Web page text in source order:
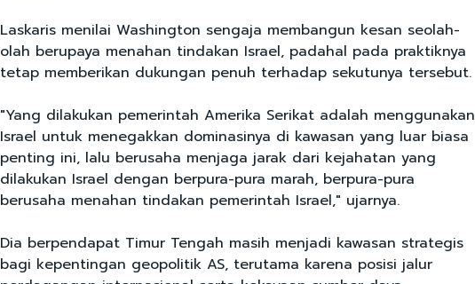
Laskaris menilai Washington sengaja membangun kesan seolah-
olah berupaya menahan tindakan Israel, padahal pada praktiknya
tetap memberikan dukungan penuh terhadap sekutunya tersebut.
"Yang dilakukan pemerintah Amerika Serikat adalah menggunakan
Israel untuk menegakkan dominasinya di kawasan yang luar biasa
penting ini, lalu berusaha menjaga jarak dari kejahatan yang
dilakukan Israel dengan berpura-pura marah, berpura-pura
berusaha menahan tindakan pemerintah Israel," ujarnya.
Dia berpendapat Timur Tengah masih menjadi kawasan strategis
bagi kepentingan geopolitik AS, terutama karena posisi jalur